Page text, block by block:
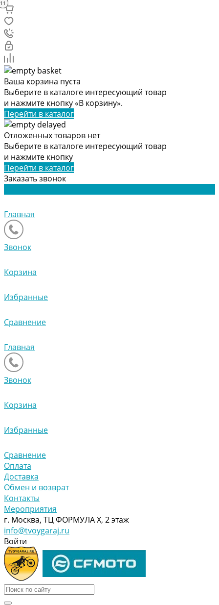
Ваша корзина пуста
Выберите в каталоге интересующий товар
и нажмите кнопку «В корзину».
Перейти в каталог
Отложенных товаров нет
Выберите в каталоге интересующий товар
и нажмите кнопку
Перейти в каталог
Заказать звонок
Главная
Звонок
Корзина
Избранные
Сравнение
Главная
Звонок
Корзина
Избранные
Сравнение
Оплата
Доставка
Обмен и возврат
Контакты
Мероприятия
г. Москва, ТЦ ФОРМУЛА Х, 2 этаж
info@tvoygaraj.ru
Войти
17
10
7
11
15
5
8
14
1
9
14
4
18
3
2
16
16
12
6
13
14
13
11
11